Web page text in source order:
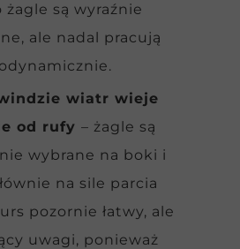
żagle są wyraźnie
ale nadal pracują
wiatr wieje
od rufy – żagle są
wybrane na boki i
na sile parcia
pozornie łatwy, ale
uwagi, ponieważ